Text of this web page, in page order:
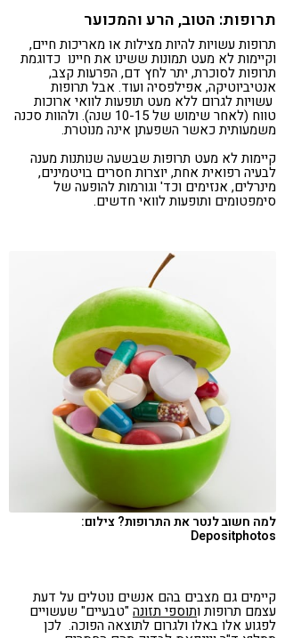
תרופות: הטוב, הרע והמכוער
תרופות עשויות להיות מצילות או מאריכות חיים,
וקיימות לא מעט תמונות ששינו את חיינו כדוגמת
תרופות לסוכרת, יתר לחץ דם, הפרעות קצב,
אנטיביוטיקה, אפילפסיה ועוד. אבל תרופות
עשויות לגרום ללא מעט תופעות לוואי ארוכות
טווח (לאחר שימוש של 10-15 שנה). ולהוות סכנה
משמעותית כאשר השפעתן אינה מנוטרת.
קיימות לא מעט תרופות שבשעה שנותנות מענה
לבעיה רפואית אחת, יוצרות חסרים בויטמינים,
מינרלים, אנזימים וכד' וגורמות להופעה של
סימפטומים ותופעות לוואי חדשים.
למה חשוב לנטר את התרופות? צילום:
Depositphotos
קיימים גם מצבים בהם אנשים נוטלים על דעת
עצמם תרופות ותוספי תזונה "טבעיים" שעשויים
לפגוע אלו באלו ולגרום לתוצאה הפוכה. לכן